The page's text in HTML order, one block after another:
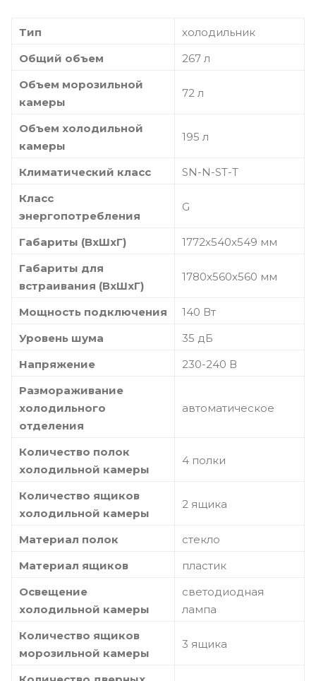
Тип
холодильник
Общий объем
267 л
Объем морозильной
камеры
72 л
Объем холодильной
камеры
195 л
Климатический класс
SN-N-ST-T
Класс
энергопотребления
G
Габариты (ВхШхГ)
1772x540x549 мм
Габариты для
встраивания (ВхШхГ)
1780х560х560 мм
Мощность подключения
140 Вт
Уровень шума
35 дБ
Напряжение
230-240 В
Размораживание
холодильного
отделения
автоматическое
Количество полок
холодильной камеры
4 полки
Количество ящиков
холодильной камеры
2 ящика
Материал полок
стекло
Материал ящиков
пластик
Освещение
холодильной камеры
светодиодная
лампа
Количество ящиков
морозильной камеры
3 ящика